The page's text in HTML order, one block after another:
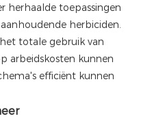
herhaalde toepassingen
herbiciden.
totale gebruik van
arbeidskosten kunnen
efficiënt kunnen